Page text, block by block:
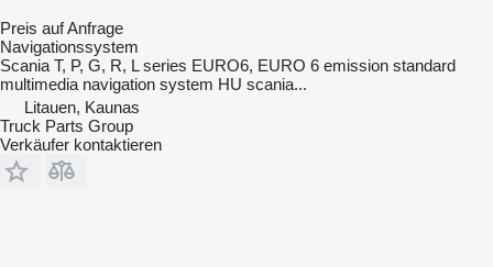
Preis auf Anfrage
Navigationssystem
Scania T, P, G, R, L series EURO6, EURO 6 emission standard
multimedia navigation system HU scania...
Litauen, Kaunas
Truck Parts Group
Verkäufer kontaktieren